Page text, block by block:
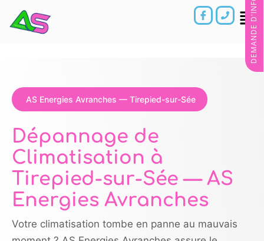
AS Energies Avranches — Tirepied-sur-Sée
Dépannage de
Climatisation à
Tirepied-sur-Sée — AS
Energies Avranches
Votre climatisation tombe en panne au mauvais